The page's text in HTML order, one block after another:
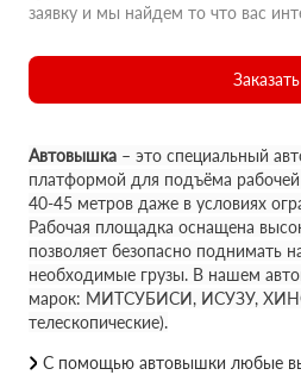
заявку и мы найдем то что вас
Заказать
Автовышка – это специальный
платформой для подъёма
40-45 метров даже в условиях
Рабочая площадка оснащена
позволяет безопасно поднимать
необходимые грузы. В нашем
марок: МИТСУБИСИ, ИСУЗУ,
телескопические).
С помощью автовышки любые